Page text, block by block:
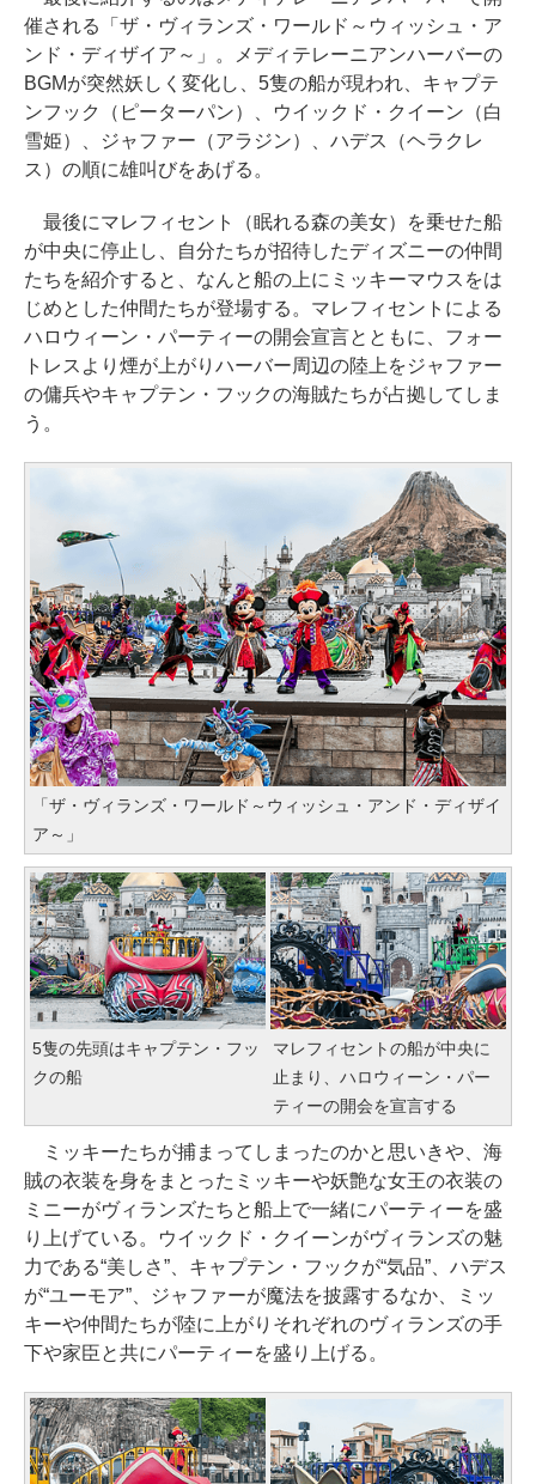
催される「ザ・ヴィランズ・ワールド～ウィッシュ・ア
ンド・ディザイア～」。メディテレーニアンハーバーの
BGMが突然妖しく変化し、5隻の船が現われ、キャプテ
ンフック（ピーターパン）、ウイックド・クイーン（白
雪姫）、ジャファー（アラジン）、ハデス（ヘラクレ
ス）の順に雄叫びをあげる。
最後にマレフィセント（眠れる森の美女）を乗せた船
が中央に停止し、自分たちが招待したディズニーの仲間
たちを紹介すると、なんと船の上にミッキーマウスをは
じめとした仲間たちが登場する。マレフィセントによる
ハロウィーン・パーティーの開会宣言とともに、フォー
トレスより煙が上がりハーバー周辺の陸上をジャファー
の傭兵やキャプテン・フックの海賊たちが占拠してしま
う。
「ザ・ヴィランズ・ワールド～ウィッシュ・アンド・ディザイ
ア～」
5隻の先頭はキャプテン・フッ
クの船
マレフィセントの船が中央に
止まり、ハロウィーン・パー
ティーの開会を宣言する
ミッキーたちが捕まってしまったのかと思いきや、海
賊の衣装を身をまとったミッキーや妖艶な女王の衣装の
ミニーがヴィランズたちと船上で一緒にパーティーを盛
り上げている。ウイックド・クイーンがヴィランズの魅
力である“美しさ”、キャプテン・フックが“気品”、ハデス
が“ユーモア”、ジャファーが魔法を披露するなか、ミッ
キーや仲間たちが陸に上がりそれぞれのヴィランズの手
下や家臣と共にパーティーを盛り上げる。